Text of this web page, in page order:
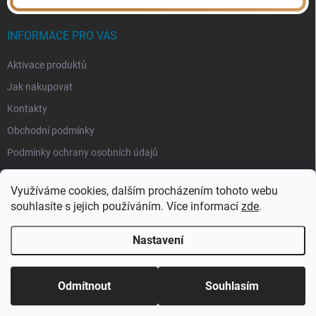
Využíváme cookies, dalším procházením tohoto webu
souhlasíte s jejich používáním. Více informací zde.
Nastavení
Odmítnout Souhlasím
INFORMACE PRO VÁS
Aktivace produktů
Jak nakupovat
Kontakty
Obchodní podmínky
Podmínky ochrany osobních údajů
Vytvořil Shoptet
Copyright 2026eSoftis.cz. Všechna práva vyhrazena.Upravit nastavení